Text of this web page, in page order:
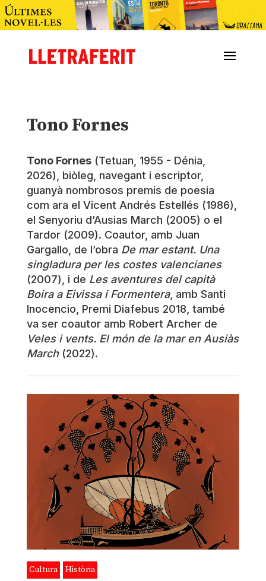
Tono Fornes
Tono Fornes(Tetuan, 1955 - Dénia,
2026), biòleg, navegant i escriptor,
guanyà nombrosos premis de poesia
com ara el Vicent Andrés Estellés (1986),
el Senyoriu d’Ausias March (2005) o el
Tardor (2009). Coautor, amb Juan
Gargallo, de l’obra De mar estant. Una
singladura per les costes valencianes
(2007), i de Les aventures del capità
Boira a Eivissa i Formentera, amb Santi
Inocencio, Premi Diafebus 2018, també
va ser coautor amb Robert Archer de
Veles i vents. El món de la mar en Ausiàs
March(2022).
Cultura Història